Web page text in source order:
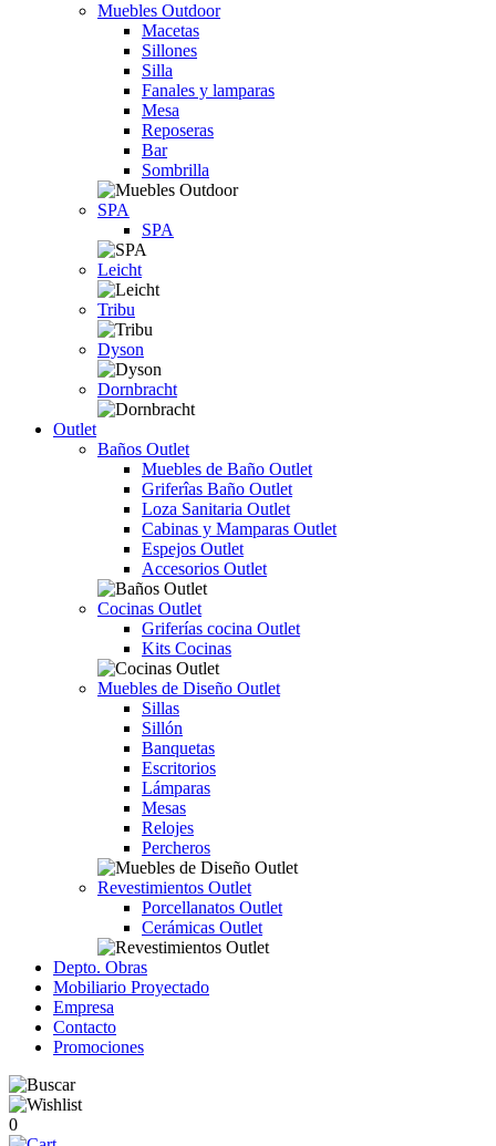
Muebles Outdoor
Macetas
Sillones
Silla
Fanales y lamparas
Mesa
Reposeras
Bar
Sombrilla
SPA
SPA
Leicht
Tribu
Dyson
Dornbracht
Outlet
Baños Outlet
Muebles de Baño Outlet
Griferîas Baño Outlet
Loza Sanitaria Outlet
Cabinas y Mamparas Outlet
Espejos Outlet
Accesorios Outlet
Cocinas Outlet
Griferías cocina Outlet
Kits Cocinas
Muebles de Diseño Outlet
Sillas
Sillón
Banquetas
Escritorios
Lámparas
Mesas
Relojes
Percheros
Revestimientos Outlet
Porcellanatos Outlet
Cerámicas Outlet
Depto. Obras
Mobiliario Proyectado
Empresa
Contacto
Promociones
0